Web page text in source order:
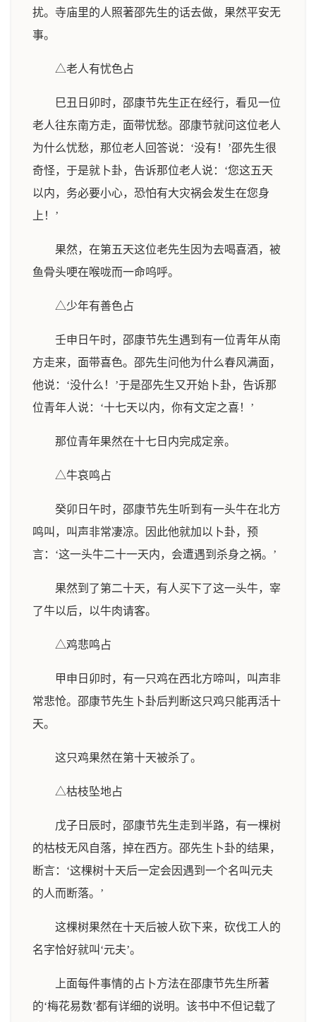
扰。寺庙里的人照著邵先生的话去做，果然平安无
事。
△老人有忧色占
巳丑日卯时，邵康节先生正在经行，看见一位
老人往东南方走，面带忧愁。邵康节就问这位老人
为什么忧愁，那位老人回答说：‘没有！’邵先生很
奇怪，于是就卜卦，告诉那位老人说：‘您这五天
以内，务必要小心，恐怕有大灾祸会发生在您身
上！’
果然，在第五天这位老先生因为去喝喜酒，被
鱼骨头哽在喉咙而一命呜呼。
△少年有善色占
壬申日午时，邵康节先生遇到有一位青年从南
方走来，面带喜色。邵先生问他为什么春风满面，
他说：‘没什么！’于是邵先生又开始卜卦，告诉那
位青年人说：‘十七天以内，你有文定之喜！’
那位青年果然在十七日内完成定亲。
△牛哀鸣占
癸卯日午时，邵康节先生听到有一头牛在北方
鸣叫，叫声非常凄凉。因此他就加以卜卦，预
言：‘这一头牛二十一天内，会遭遇到杀身之祸。’
果然到了第二十天，有人买下了这一头牛，宰
了牛以后，以牛肉请客。
△鸡悲鸣占
甲申日卯时，有一只鸡在西北方啼叫，叫声非
常悲怆。邵康节先生卜卦后判断这只鸡只能再活十
天。
这只鸡果然在第十天被杀了。
△枯枝坠地占
戊子日辰时，邵康节先生走到半路，有一棵树
的枯枝无风自落，掉在西方。邵先生卜卦的结果，
断言：‘这棵树十天后一定会因遇到一个名叫元夫
的人而断落。’
这棵树果然在十天后被人砍下来，砍伐工人的
名字恰好就叫‘元夫’。
上面每件事情的占卜方法在邵康节先生所著
的‘梅花易数’都有详细的说明。该书中不但记载了